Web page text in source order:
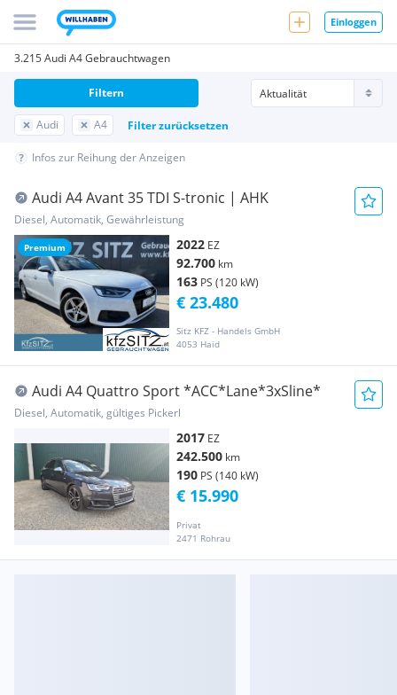
Einloggen
3.215 Audi A4 Gebrauchtwagen
Audi A4 Filter zurücksetzen
Filtern
Infos zur Reihung der Anzeigen
Premium
Audi A4 Avant 35 TDI S-tronic | AHK
Diesel, Automatik, Gewährleistung
2022 EZ
92.700 km
163 PS (120 kW)
Sitz KFZ - Handels GmbH
4053 Haid
€ 23.480
Audi A4 Quattro Sport *ACC*Lane*3xSline*
Diesel, Automatik, gültiges Pickerl
2017 EZ
242.500 km
190 PS (140 kW)
Privat
2471 Rohrau
€ 15.990